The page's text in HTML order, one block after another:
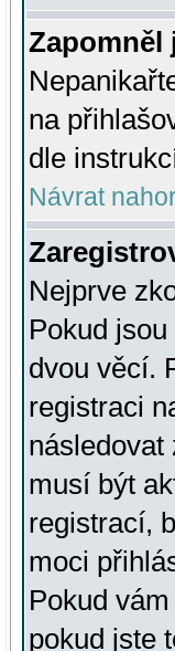
Zapomněl
na
dle
Návrat
Nejprve
Pokud
dvou věcí.
registraci
následovat
musí být
registrací,
moci
Pokud
pokud jste